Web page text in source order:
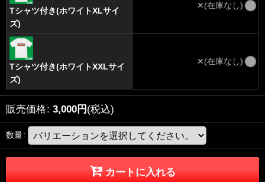
Tシャツ付き(ホワイトXLサイ
ズ)
✕(在庫なし)
Tシャツ付き(ホワイトXXLサイ
ズ)
✕(在庫なし)
販売価格: 3,000円(税込)
数量:
カートに入れる